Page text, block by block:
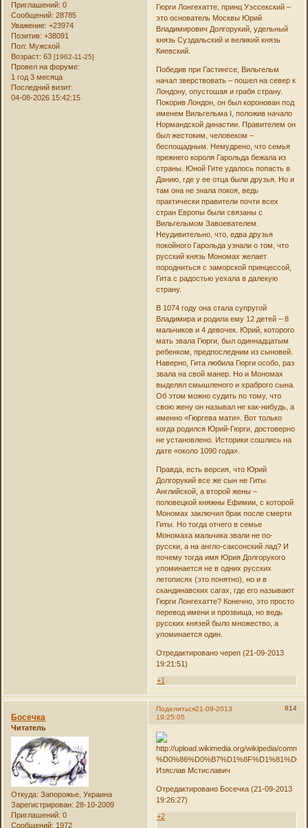
Приглашений: 0
Сообщений: 28785
Уважение: +23974
Позитив: +38091
Пол: Мужской
Возраст: 63[1962-11-25]
Провел на форуме:
1 год 3 месяца
Последний визит:
04-08-2026 15:42:15
Гюрги Лонгехатте, принц Уэссекский –
это основатель Москвы Юрий
Владимирович Долгорукий, удельный
князь Суздальский и великий князь
Киевский.
Победив при Гастингсе, Вильгельм
начал зверствовать – пошел на север к
Лондону, опустошая и грабя страну.
Покорив Лондон, он был коронован под
именем Вильгельма I, положив начало
Нормандской династии. Правителем он
был жестоким, человеком –
беспощадным. Немудрено, что семья
прежнего короля Гарольда бежала из
страны. Юной Гите удалось попасть в
Данию, где у ее отца были друзья. Но и
там она не знала покоя, ведь
практически правители почти всех
стран Европы были связаны с
Вильгельмом Завоевателем.
Неудивительно, что, едва друзья
покойного Гарольда узнали о том, что
русский князь Мономах желает
породниться с заморской принцессой,
Гита с радостью уехала в далекую
страну.
В 1074 году она стала супругой
Владимира и родила ему 12 детей – 8
мальчиков и 4 девочек. Юрий, которого
мать звала Гюрги, был одиннадцатым
ребенком, предпоследним из сыновей.
Наверно, Гита любила Гюрги особо, раз
звала на свой манер. Но и Мономах
выделял смышленого и храброго сына.
Об этом можно судить по тому, что
свою жену он называл не как-нибудь, а
именно «Гюргева мати». Вот только
когда родился Юрий-Гюрги, достоверно
не установлено. Историки сошлись на
дате «около 1090 года».
Правда, есть версия, что Юрий
Долгорукий все же сын не Гиты
Английской, а второй жены –
половецкой княжны Ефимии, с которой
Мономах заключил брак после смерти
Гиты. Но тогда отчего в семье
Мономаха мальчика звали не по-
русски, а на англо-саксонский лад? И
почему тогда имя Юрия Долгорукого
упоминается не в одних русских
летописях (это понятно), но и в
скандинавских сагах, где его называют
Гюрги Лонгехатте? Конечно, это просто
перевод имени и прозвища, но ведь
русских князей было множество, а
упоминается один.
Отредактировано череп (21-09-2013
19:21:51)
+1
Поделиться 814
21-09-2013
19:25:05
Босечка
Читатель
Откуда: Запорожье, Украина
Зарегистрирован: 28-10-2009
Приглашений: 0
Сообщений: 1972
Изяслав Мстиславич
Отредактировано Босечка (21-09-2013
19:26:27)
+2